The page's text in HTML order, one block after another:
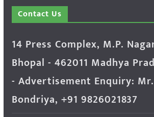
Contact Us
14 Press Complex, M.P.
Bhopal - 462011 Madhya
- Advertisement Enquiry:
Bondriya, +91 9826021837